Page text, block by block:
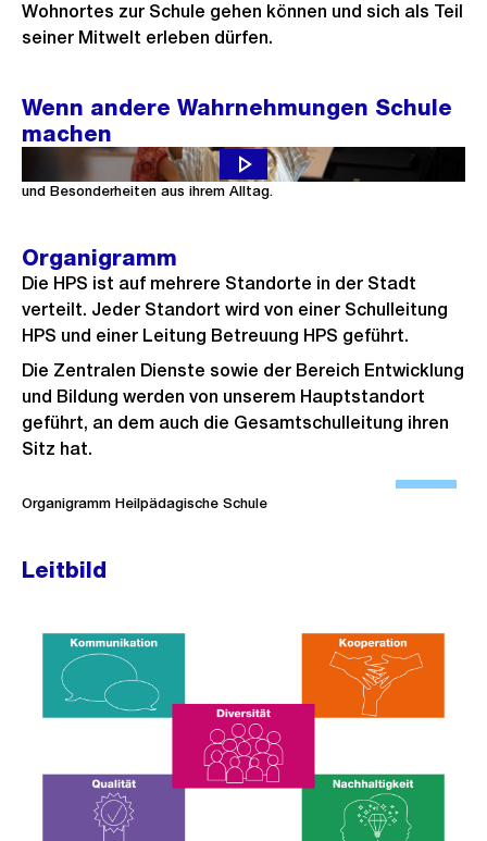
Wohnortes zur Schule gehen können und sich als Teil
seiner Mitwelt erleben dürfen.
Wenn andere Wahrnehmungen Schule
machen
Acht Mitarbeitende der HPS beschreiben die Herausforderungen
und Besonderheiten aus ihrem Alltag.
Organigramm
Die HPS ist auf mehrere Standorte in der Stadt
verteilt. Jeder Standort wird von einer Schulleitung
HPS und einer Leitung Betreuung HPS geführt.
Die Zentralen Dienste sowie der Bereich Entwicklung
und Bildung werden von unserem Hauptstandort
geführt, an dem auch die Gesamtschulleitung ihren
Sitz hat.
Organigramm Heilpädagische Schule
Leitbild